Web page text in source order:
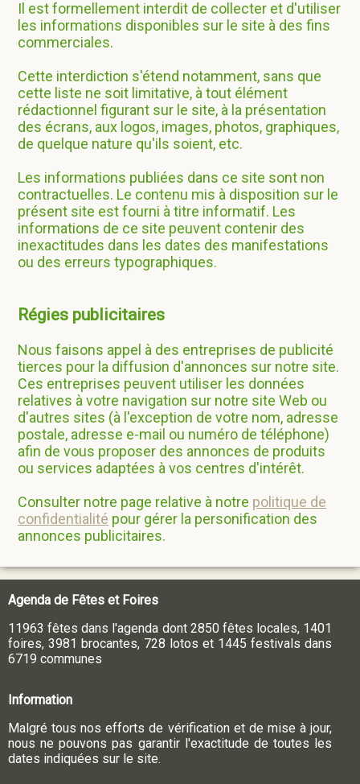
Il est formellement interdit de collecter et d'utiliser
les informations disponibles sur le site à des fins
commerciales.
Cette interdiction s'étend notamment, sans que
cette liste ne soit limitative, à tout élément
rédactionnel figurant sur le site, à la présentation
des écrans, aux logos, images, photos, graphiques,
de quelque nature qu'ils soient, etc.
Les informations publiées dans ce site sont non
contractuelles. Le contenu mis à disposition sur le
présent site est fourni à titre informatif. Les
informations de ce site peuvent contenir des
inexactitudes dans les dates des manifestations
ou des erreurs typographiques.
Régies publicitaires
Nous faisons appel à des entreprises de publicité
tierces pour la diffusion d'annonces sur notre site.
Ces entreprises peuvent utiliser les données
relatives à votre navigation sur notre site Web ou
d'autres sites (à l'exception de votre nom, adresse
postale, adresse e-mail ou numéro de téléphone)
afin de vous proposer des annonces de produits
ou services adaptées à vos centres d'intérêt.
Consulter notre page relative à notre politique de
confidentialité pour gérer la personification des
annonces publicitaires.
Agenda de Fêtes et Foires
11963 fêtes dans l'agenda dont 2850 fêtes locales, 1401
foires, 3981 brocantes, 728 lotos et 1445 festivals dans
6719 communes
Information
Malgré tous nos efforts de vérification et de mise à jour,
nous ne pouvons pas garantir l'exactitude de toutes les
dates indiquées sur le site.